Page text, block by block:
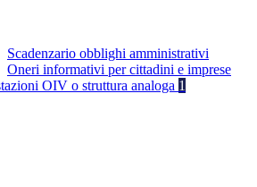
Scadenzario obblighi amministrativi
Oneri informativi per cittadini e imprese
OIV o struttura analoga 1